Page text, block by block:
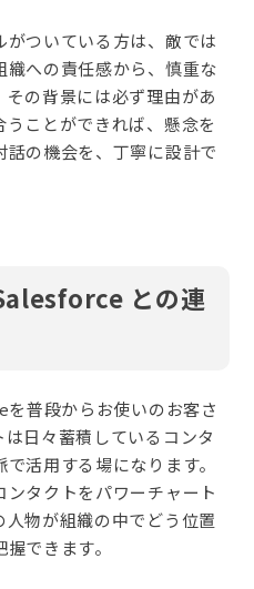
ついている方は、敵では
への責任感から、慎重な
の背景には必ず理由があ
ことができれば、懸念を
の機会を、丁寧に設計で
との連
普段からお使いのお客さ
日々蓄積しているコンタ
活用する場になります。
タクトをパワーチャート
物が組織の中でどう位置
できます。